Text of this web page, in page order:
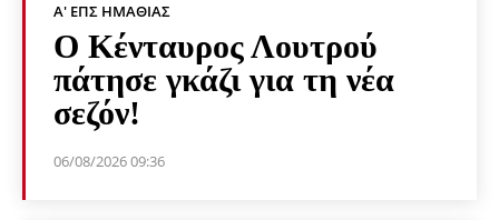
Α' ΕΠΣ ΗΜΑΘΊΑΣ
Ο Κένταυρος Λουτρού
πάτησε γκάζι για τη νέα
σεζόν!
06/08/2026 09:36